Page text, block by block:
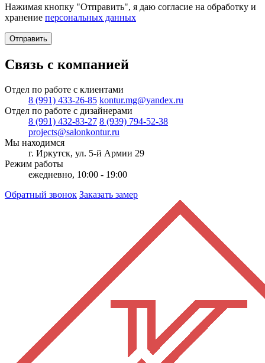
Нажимая кнопку "Отправить", я даю согласие на обработку и
хранение персональных данных
Отправить
Связь с компанией
Отдел по работе с клиентами
8 (991) 433-26-85 kontur.mg@yandex.ru
Отдел по работе с дизайнерами
8 (991) 432-83-27 8 (939) 794-52-38
projects@salonkontur.ru
Мы находимся
г. Иркутск, ул. 5-й Армии 29
Режим работы
ежедневно, 10:00 - 19:00
Обратный звонок Заказать замер